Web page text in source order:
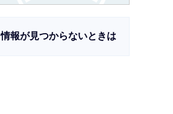
情報が見つからないときは